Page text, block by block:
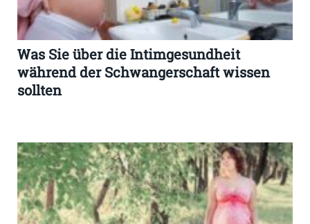
Was Sie über die Intimgesundheit
während der Schwangerschaft wissen
sollten